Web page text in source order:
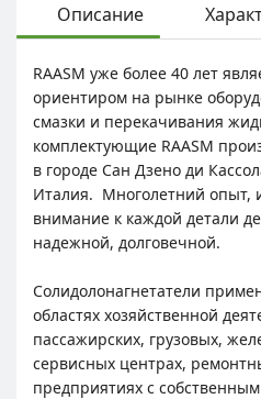
Описание
RAASM уже более 40 лет
ориентиром на рынке
смазки и перекачивания
комплектующие RAASM
в городе Сан Дзено ди
Италия. Многолетний опыт,
внимание к каждой детали
надежной, долговечной.
Солидолонагнетатели
областях хозяйственной
пассажирских, грузовых,
сервисных центрах,
предприятиях с